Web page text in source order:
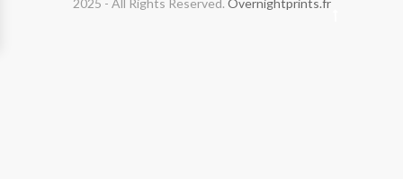
2025 - All Rights Reserved. Overnightprints.fr